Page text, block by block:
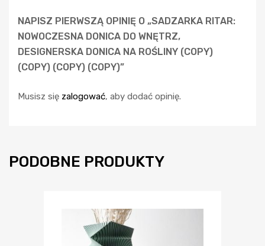
NAPISZ PIERWSZĄ OPINIĘ O „SADZARKA RITAR:
NOWOCZESNA DONICA DO WNĘTRZ,
DESIGNERSKA DONICA NA ROŚLINY (COPY)
(COPY) (COPY) (COPY)”
Musisz się zalogować, aby dodać opinię.
PODOBNE PRODUKTY